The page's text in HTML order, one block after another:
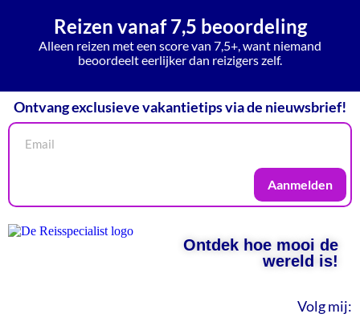
Reizen vanaf 7,5 beoordeling
Alleen reizen met een score van 7,5+, want niemand
beoordeelt eerlijker dan reizigers zelf.
Ontvang exclusieve vakantietips via de nieuwsbrief!
Aanmelden
Ontdek hoe mooi de
wereld is!
Volg mij: